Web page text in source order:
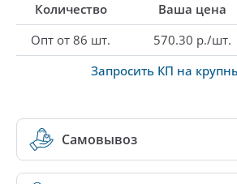
Количество Ваша цена
Опт от 86 шт.
570.30 р./шт.
Запросить КП на
Самовывоз